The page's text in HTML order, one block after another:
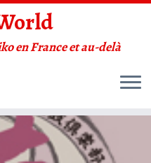
en France et au-delà